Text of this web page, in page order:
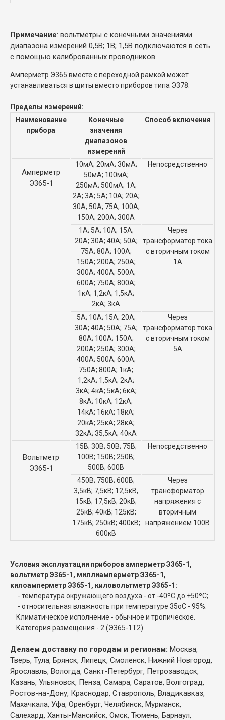
Примечание: вольтметры с конечными значениями
диапазона измерений 0,5В; 1В; 1,5В подключаются в сеть
с помощью калиброванных проводников.
Амперметр Э365 вместе с переходной рамкой может
устанавливаться в щиты вместо приборов типа Э378.
Пределы измерений:
Наименование
прибора
Конечные
значения
диапазонов
измерений
Способ включения
Амперметр
Э365-1
10мА; 20мА; 30мА;
50мА; 100мА;
250мА; 500мА; 1А;
2А; 3А; 5А; 10А; 20А;
30А; 50А; 75А; 100А;
150А; 200А; 300А
Непосредственно
1А; 5А; 10А; 15А;
20А; 30А; 40А; 50А;
75А; 80А; 100А;
150А; 200А; 250А;
300А; 400А; 500А;
600А; 750А; 800А;
1кА; 1,2кА; 1,5кА;
2кА; 3кА
Через
трансформатор тока
с вторичным током
1А
5А; 10А; 15А; 20А;
30А; 40А; 50А; 75А;
80А; 100А; 150А;
200А; 250А; 300А;
400А; 500А; 600А;
750А; 800А; 1кА;
1,2кА; 1,5кА; 2кА;
3кА; 4кА; 5кА; 6кА;
8кА; 10кА; 12кА;
14кА; 16кА; 18кА;
20кА; 25кА; 28кА;
32кА; 35,5кА; 40кА
Через
трансформатор тока
с вторичным током
5А
Вольтметр
Э365-1
15В; 30В; 50В; 75В;
100В; 150В; 250В;
500В; 600В
Непосредственно
450В; 750В; 600В;
3,5кВ; 7,5кВ; 12,5кВ,
15кВ; 17,5кВ; 20кВ;
25кВ; 40кВ; 125кВ;
175кВ; 250кВ; 400кВ;
600кВ
Через
трансформатор
напряжения с
вторичным
напряжением 100В
Условия эксплуатации приборов амперметр Э365-1,
вольтметр Э365-1, миллиамперметр Э365-1,
килоамперметр Э365-1, киловольтметр Э365-1:
- температура окружающего воздуха - от -40ºС до +50ºС;
- относительная влажность при температуре 35оС - 95%.
Климатическое исполнение - обычное и тропическое.
Категория размещения - 2 (Э365-1Т2).
Делаем доставку по городам и регионам: Москва,
Тверь, Тула, Брянск, Липецк, Смоленск, Нижний Новгород,
Ярославль, Вологда, Санкт-Петербург, Петрозаводск,
Казань, Ульяновск, Пенза, Самара, Саратов, Волгоград,
Ростов-на-Дону, Краснодар, Ставрополь, Владикавказ,
Махачкала, Уфа, Оренбург, Челябинск, Мурманск,
Салехард, Ханты-Мансийск, Омск, Тюмень, Барнаул,